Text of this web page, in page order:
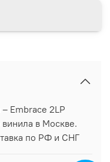
Embrace 2LP
в Москве.
по РФ и СНГ